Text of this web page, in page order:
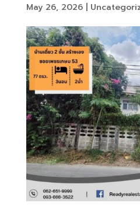
May 26, 2026|